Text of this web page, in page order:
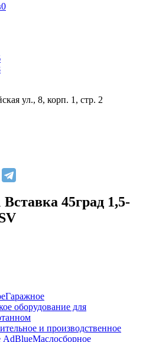
0
ул., 8, корп. 1, стр. 2
45град 1,5-
Гаражное
оборудование для
и производственное
AdBlueМаслосборное